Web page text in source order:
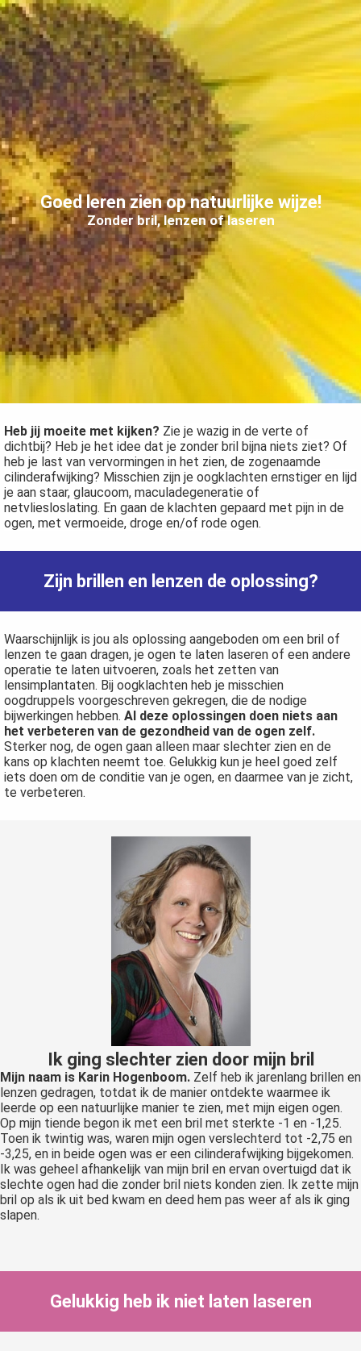
Goed leren zien op natuurlijke wijze!
Zonder bril, lenzen of laseren
Heb jij moeite met kijken? Zie je wazig in de verte of
dichtbij? Heb je het idee dat je zonder bril bijna niets ziet? Of
heb je last van vervormingen in het zien, de zogenaamde
cilinderafwijking? Misschien zijn je oogklachten ernstiger en lijd
je aan staar, glaucoom, maculadegeneratie of
netvliesloslating. En gaan de klachten gepaard met pijn in de
ogen, met vermoeide, droge en/of rode ogen.
Zijn brillen en lenzen de oplossing?
Waarschijnlijk is jou als oplossing aangeboden om een bril of
lenzen te gaan dragen, je ogen te laten laseren of een andere
operatie te laten uitvoeren, zoals het zetten van
lensimplantaten. Bij oogklachten heb je misschien
oogdruppels voorgeschreven gekregen, die de nodige
bijwerkingen hebben. Al deze oplossingen doen niets aan
het verbeteren van de gezondheid van de ogen zelf.
Sterker nog, de ogen gaan alleen maar slechter zien en de
kans op klachten neemt toe. Gelukkig kun je heel goed zelf
iets doen om de conditie van je ogen, en daarmee van je zicht,
te verbeteren.
Ik ging slechter zien door mijn bril
Mijn naam is Karin Hogenboom. Zelf heb ik jarenlang brillen en
lenzen gedragen, totdat ik de manier ontdekte waarmee ik
leerde op een natuurlijke manier te zien, met mijn eigen ogen.
Op mijn tiende begon ik met een bril met sterkte -1 en -1,25.
Toen ik twintig was, waren mijn ogen verslechterd tot -2,75 en
-3,25, en in beide ogen was er een cilinderafwijking bijgekomen.
Ik was geheel afhankelijk van mijn bril en ervan overtuigd dat ik
slechte ogen had die zonder bril niets konden zien. Ik zette mijn
bril op als ik uit bed kwam en deed hem pas weer af als ik ging
slapen.
Gelukkig heb ik niet laten laseren